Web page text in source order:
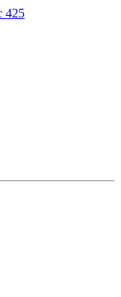
425